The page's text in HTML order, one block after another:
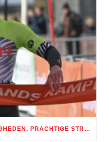
NEDERLANDSE OMSTANDIGHEDEN, PRACHTIGE STRIJD: SEIZOENSOPENER TRI HARD SERIES BIJ RBR / TIJDRIT ROTTERDAM SPECTACULAIR